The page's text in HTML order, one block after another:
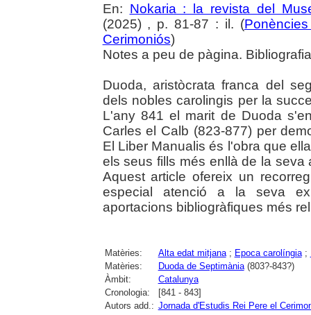
En: Nokaria : la revista del
(2025) , p. 81-87 : il. (
Cerimoniós)
Notes a peu de pàgina.
Duoda, aristòcrata franca del
dels nobles carolingis per la
L'any 841 el marit de Duoda
Carles el Calb (823-877) per
El Liber Manualis és l'obra que
els seus fills més enllà de la
Aquest article ofereix un
especial atenció a la seva
aportacions bibliogràfiques més
Matèries: Alta edat mitjana; Epoca carolíngia;
Matèries:
Duoda de Septimània(803?-843?)
Àmbit:
Catalunya
Cronologia:
[841 - 843]
Autors add.: Jornada d'Estudis Rei Pere el